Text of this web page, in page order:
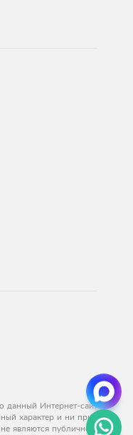
данный Интернет-сайт
характер и ни при
являются публичной